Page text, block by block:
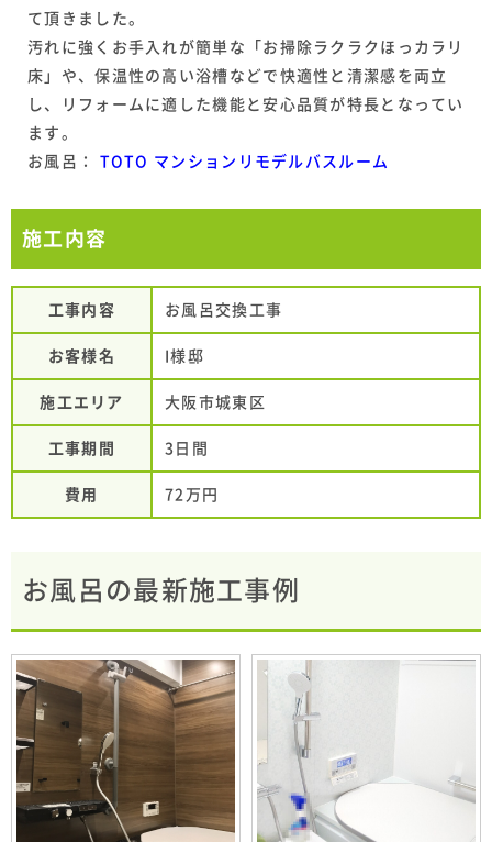
て頂きました。
汚れに強くお手入れが簡単な「お掃除ラクラクほっカラリ
床」や、保温性の高い浴槽などで快適性と清潔感を両立
し、リフォームに適した機能と安心品質が特長となってい
ます。
お風呂：
TOTO マンションリモデルバスルーム
施工内容
工事内容 お風呂交換工事
お客様名 I様邸
施工エリア 大阪市城東区
工事期間 3日間
費用 72万円
お風呂の最新施工事例